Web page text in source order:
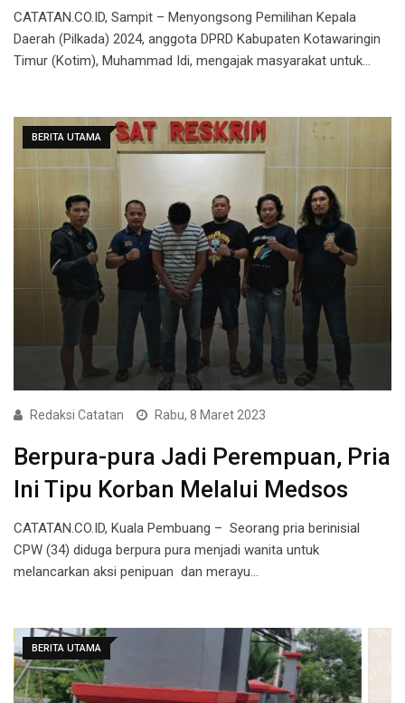
CATATAN.CO.ID, Sampit – Menyongsong Pemilihan Kepala
Daerah (Pilkada) 2024, anggota DPRD Kabupaten Kotawaringin
Timur (Kotim), Muhammad Idi, mengajak masyarakat untuk…
BERITA UTAMA
Redaksi Catatan Rabu, 8 Maret 2023
Berpura-pura Jadi Perempuan, Pria
Ini Tipu Korban Melalui Medsos
CATATAN.CO.ID, Kuala Pembuang – Seorang pria berinisial
CPW (34) diduga berpura pura menjadi wanita untuk
melancarkan aksi penipuan dan merayu…
BERITA UTAMA